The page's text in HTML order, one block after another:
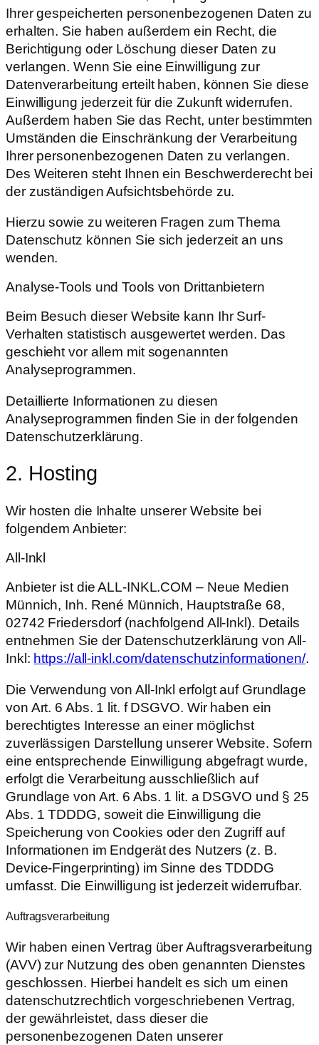
Ihrer gespeicherten personenbezogenen Daten zu
erhalten. Sie haben außerdem ein Recht, die
Berichtigung oder Löschung dieser Daten zu
verlangen. Wenn Sie eine Einwilligung zur
Datenverarbeitung erteilt haben, können Sie diese
Einwilligung jederzeit für die Zukunft widerrufen.
Außerdem haben Sie das Recht, unter bestimmten
Umständen die Einschränkung der Verarbeitung
Ihrer personenbezogenen Daten zu verlangen.
Des Weiteren steht Ihnen ein Beschwerderecht bei
der zuständigen Aufsichtsbehörde zu.
Hierzu sowie zu weiteren Fragen zum Thema
Datenschutz können Sie sich jederzeit an uns
wenden.
Analyse-Tools und Tools von Dritt­anbietern
Beim Besuch dieser Website kann Ihr Surf-
Verhalten statistisch ausgewertet werden. Das
geschieht vor allem mit sogenannten
Analyseprogrammen.
Detaillierte Informationen zu diesen
Analyseprogrammen finden Sie in der folgenden
Datenschutzerklärung.
2. Hosting
Wir hosten die Inhalte unserer Website bei
folgendem Anbieter:
All-Inkl
Anbieter ist die ALL-INKL.COM – Neue Medien
Münnich, Inh. René Münnich, Hauptstraße 68,
02742 Friedersdorf (nachfolgend All-Inkl). Details
entnehmen Sie der Datenschutzerklärung von All-
Inkl: https://all-inkl.com/datenschutzinformationen/.
Die Verwendung von All-Inkl erfolgt auf Grundlage
von Art. 6 Abs. 1 lit. f DSGVO. Wir haben ein
berechtigtes Interesse an einer möglichst
zuverlässigen Darstellung unserer Website. Sofern
eine entsprechende Einwilligung abgefragt wurde,
erfolgt die Verarbeitung ausschließlich auf
Grundlage von Art. 6 Abs. 1 lit. a DSGVO und § 25
Abs. 1 TDDDG, soweit die Einwilligung die
Speicherung von Cookies oder den Zugriff auf
Informationen im Endgerät des Nutzers (z. B.
Device-Fingerprinting) im Sinne des TDDDG
umfasst. Die Einwilligung ist jederzeit widerrufbar.
Auftragsverarbeitung
Wir haben einen Vertrag über Auftragsverarbeitung
(AVV) zur Nutzung des oben genannten Dienstes
geschlossen. Hierbei handelt es sich um einen
datenschutzrechtlich vorgeschriebenen Vertrag,
der gewährleistet, dass dieser die
personenbezogenen Daten unserer